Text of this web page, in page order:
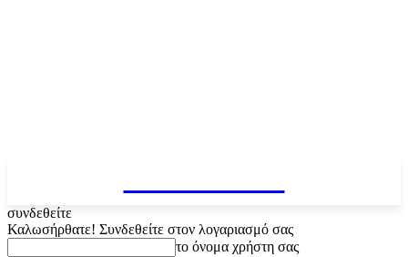
συνδεθείτε
Καλωσήρθατε! Συνδεθείτε στον λογαριασμό σας
το όνομα χρήστη σας